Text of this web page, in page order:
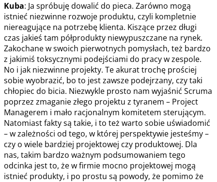
Kuba: Ja spróbuję dowalić do pieca. Zarówno mogą
istnieć niezwinne rozwoje produktu, czyli kompletnie
niereagujące na potrzebę klienta. Kiszące przez długi
czas jakieś tam półprodukty niewypuszczane na rynek.
Zakochane w swoich pierwotnych pomysłach, też bardzo
z jakimiś toksycznymi podejściami do pracy w zespole.
No i jak niezwinne projekty. Te akurat trochę prościej
sobie wyobrazić, bo to jest zawsze podejrzany, czy taki
chłopiec do bicia. Niezwykle prosto nam wyjaśnić Scruma
poprzez zmaganie złego projektu z tyranem – Project
Managerem i mało racjonalnym komitetem sterującym.
Natomiast fakty są takie, i to też warto sobie uświadomić
– w zależności od tego, w której perspektywie jesteśmy –
czy o wiele bardziej projektowej czy produktowej. Dla
nas, takim bardzo ważnym podsumowaniem tego
odcinka jest to, że w firmie mocno projektowej mogą
istnieć produkty, i po prostu są powody, że pomimo że